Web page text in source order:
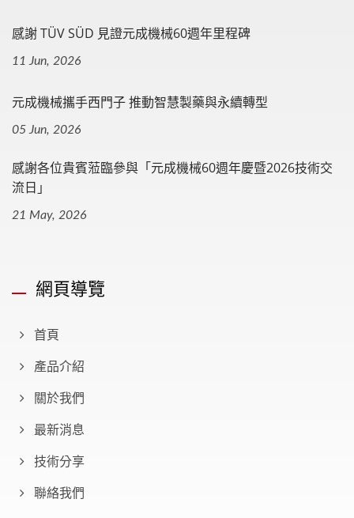
感謝 TÜV SÜD 見證元成機械60週年里程碑
11 Jun, 2026
元成機械攜手西門子 推動智慧製藥與永續轉型
05 Jun, 2026
感謝各位貴賓蒞臨參與「元成機械60週年慶暨2026技術交
流日」
21 May, 2026
網頁導覽
首頁
產品介紹
關於我們
最新消息
技術分享
聯絡我們